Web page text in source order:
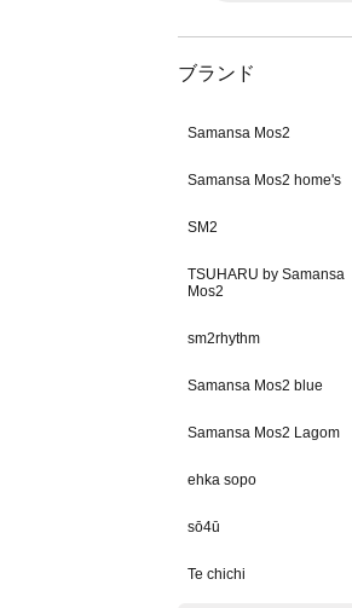
ブランド
Samansa Mos2
Samansa Mos2 home's
SM2
TSUHARU by Samansa
Mos2
sm2rhythm
Samansa Mos2 blue
Samansa Mos2 Lagom
ehka sopo
sō4ū
Te chichi